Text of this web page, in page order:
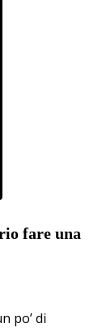
fare una
po’ di